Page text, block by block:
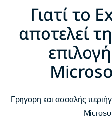
Γιατί το
αποτελεί
Γρήγορη και ασφαλής